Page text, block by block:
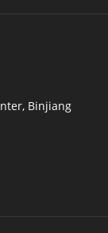
Binjiang